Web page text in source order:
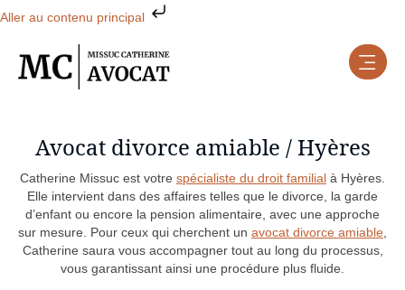
Aller au contenu principal
Avocat divorce amiable / Hyères
Catherine Missuc est votre spécialiste du droit familial à Hyères.
Elle intervient dans des affaires telles que le divorce, la garde
d’enfant ou encore la pension alimentaire, avec une approche
sur mesure. Pour ceux qui cherchent un avocat divorce amiable
Catherine saura vous accompagner tout au long du processus,
vous garantissant ainsi une procédure plus fluide.